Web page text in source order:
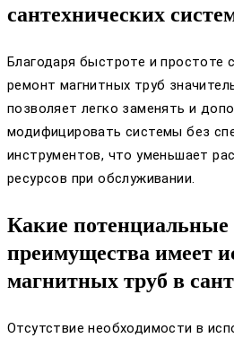
сантехнических
Благодаря быстроте и простоте
ремонт магнитных труб
позволяет легко заменять и
модифицировать системы без
инструментов, что уменьшает
ресурсов при обслуживании.
Какие потенциальные
преимущества имеет
магнитных труб в
Отсутствие необходимости в